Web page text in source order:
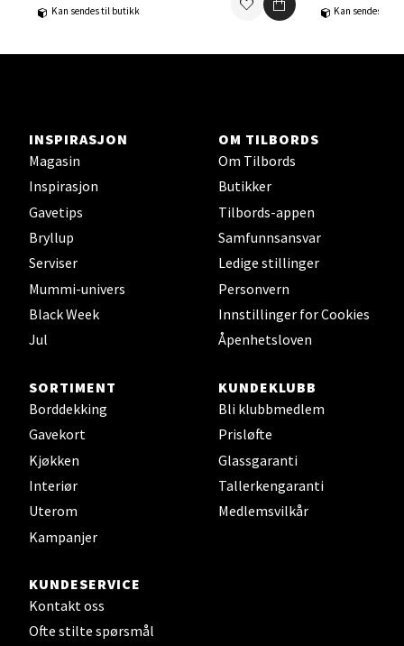
Kan sendes til butikk
Kan sendes til
INSPIRASJON
Magasin
Inspirasjon
Gavetips
Bryllup
Serviser
Mummi-univers
Black Week
Jul
OM TILBORDS
Om Tilbords
Butikker
Tilbords-appen
Samfunnsansvar
Ledige stillinger
Personvern
Innstillinger for Cookies
Åpenhetsloven
SORTIMENT
Borddekking
Gavekort
Kjøkken
Interiør
Uterom
Kampanjer
KUNDEKLUBB
Bli klubbmedlem
Prisløfte
Glassgaranti
Tallerkengaranti
Medlemsvilkår
KUNDESERVICE
Kontakt oss
Ofte stilte spørsmål
0 i butikk
Sortland - Sortland Storsenter
Strangata 26, 8400 Sortland
Velg
Steinkjer - Thon Senter Steinkjer
Sjøfartsgata 2, 7714 Steinkjer